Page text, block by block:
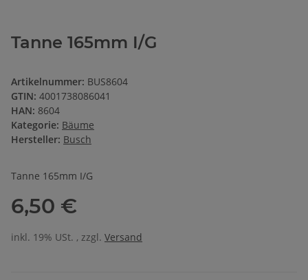
Tanne 165mm I/G
Artikelnummer: BUS8604
GTIN: 4001738086041
HAN: 8604
Kategorie: Bäume
Hersteller: Busch
Tanne 165mm I/G
6,50 €
inkl. 19% USt. , zzgl. Versand